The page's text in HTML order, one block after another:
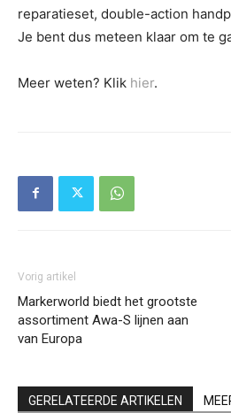
reparatieset, double-action
Je bent dus meteen klaar om te
Meer weten? Klik hier.
Vorig artikel
Markerworld biedt het grootste
assortiment Awa-S lijnen aan
van Europa
GERELATEERDE ARTIKELEN